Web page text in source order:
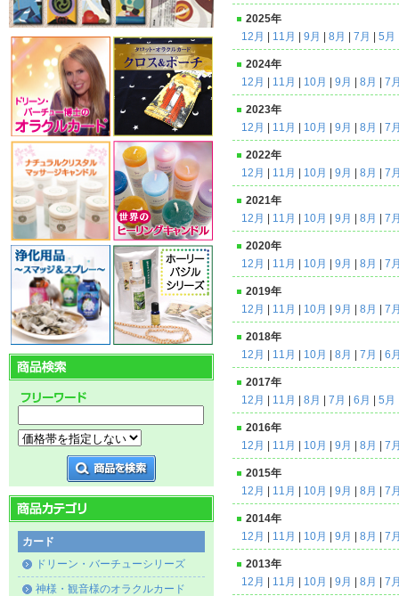
カード
ドリーン・バーチューシリーズ
神様・観音様のオラクルカード
2025年
12月
11月 9月 8月 7月 5月
2024年
12月
11月 10月 9月 8月 7
2023年
12月
11月 10月 9月 8月 7
2022年
12月
11月 10月 9月 8月 7
2021年
12月
11月 10月 9月 8月 7
2020年
12月
11月 10月 9月 8月 7
2019年
12月
11月 10月 9月 8月 7
2018年
12月
11月 10月 8月 7月 6
2017年
12月
11月 8月 7月 6月 5月
2016年
12月
11月 10月 9月 8月 7
2015年
12月
11月 10月 9月 8月 7
2014年
12月
11月 10月 9月 8月 7
2013年
12月
11月 10月 9月 8月 7